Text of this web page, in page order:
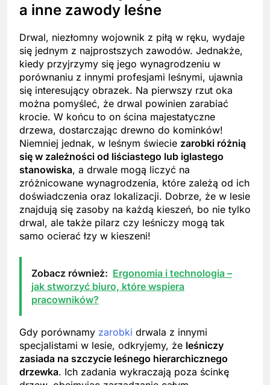
a inne zawody leśne
Drwal, niezłomny wojownik z piłą w ręku, wydaje
się jednym z najprostszych zawodów. Jednakże,
kiedy przyjrzymy się jego wynagrodzeniu w
porównaniu z innymi profesjami leśnymi, ujawnia
się interesujący obrazek. Na pierwszy rzut oka
można pomyśleć, że drwal powinien zarabiać
krocie. W końcu to on ścina majestatyczne
drzewa, dostarczając drewno do kominków!
Niemniej jednak, w leśnym świecie zarobki różnią
się w zależności od liściastego lub iglastego
stanowiska, a drwale mogą liczyć na
zróżnicowane wynagrodzenia, które zależą od ich
doświadczenia oraz lokalizacji. Dobrze, że w lesie
znajdują się zasoby na każdą kieszeń, bo nie tylko
drwal, ale także pilarz czy leśniczy mogą tak
samo ocierać łzy w kieszeni!
Zobacz również: Ergonomia i technologia –
jak stworzyć biuro, które wspiera
pracowników?
Gdy porównamy zarobki drwala z innymi
specjalistami w lesie, odkryjemy, że leśniczy
zasiada na szczycie leśnego hierarchicznego
drzewka. Ich zadania wykraczają poza ścinkę